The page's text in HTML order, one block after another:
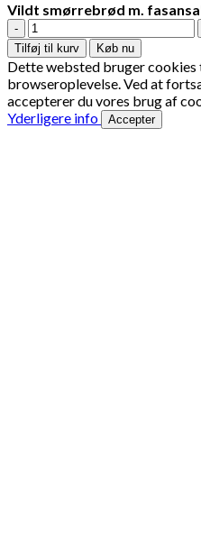
Vildt smørrebrød m.
Vildt
smørrebrød
m.
fasansalat
antal
Tilføj til kurv Køb nu
Dette websted bruger
browseroplevelse. Ved at
accepterer du vores brug af
Yderligere info
Accepter